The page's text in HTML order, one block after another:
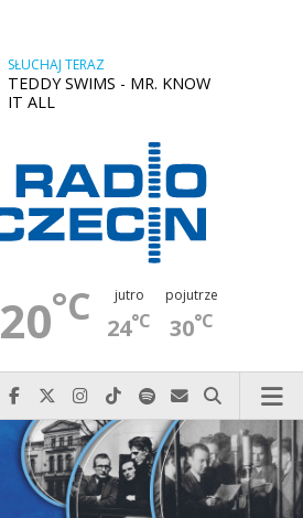
SŁUCHAJ TERAZ
TEDDY SWIMS - MR. KNOW
IT ALL
20°C jutro
24°C
pojutrze
30°C
Najlepiej po prostu do nas zadzwoń
Odwiedź nas na Facebook-u
Odwiedź nas na X
Odwiedź nas na Instagram-ie
Odwiedź nas na TikTok-u
Szukaj nas na Spotify
Wyślij do nas
Szukaj